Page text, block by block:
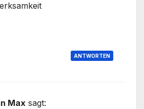
ANTWORTEN
Max sagt: